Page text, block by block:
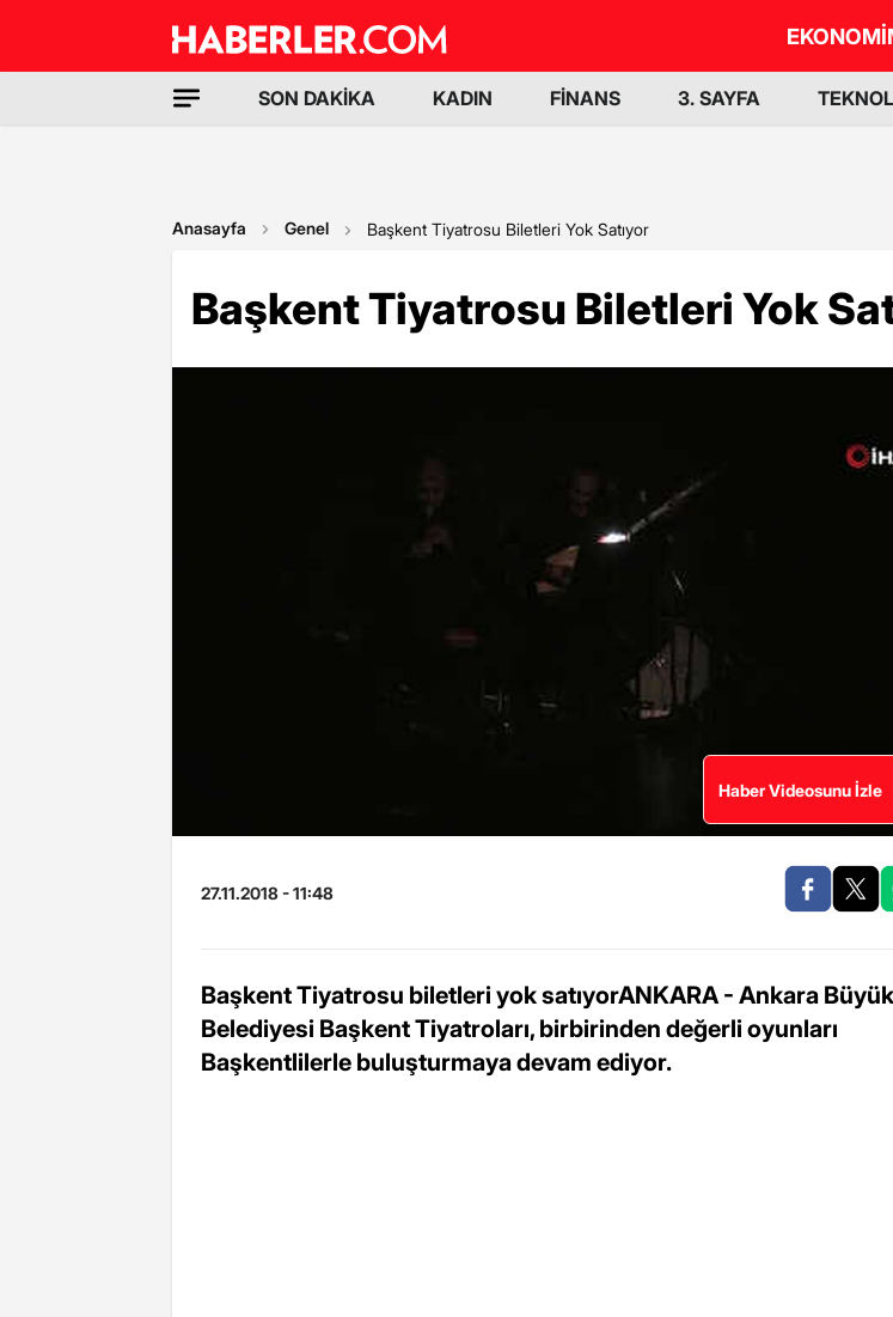
EKONOMİ
SON DAKİKA KADIN FİNANS 3. SAYFA
Anasayfa Genel Başkent Tiyatrosu Biletleri Yok Satıyor
Başkent Tiyatrosu Biletleri Yok
Haber Videosunu İzle
27.11.2018 - 11:48
Başkent Tiyatrosu biletleri yok satıyorANKARA - Ankara
Belediyesi Başkent Tiyatroları, birbirinden değerli oyunları
Başkentlilerle buluşturmaya devam ediyor.